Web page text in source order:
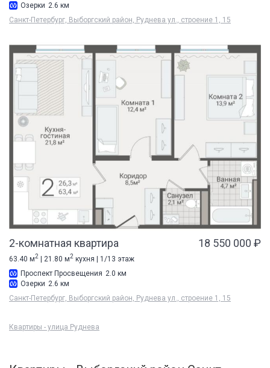
Озерки 2.6 км
Санкт-Петербург, Выборгский район, Руднева ул., строение 1, 15
2-комнатная квартира 18 550 000 ₽
63.40 м2 | 21.80 м2 кухня | 1/13 этаж
Проспект Просвещения 2.0 км
Озерки 2.6 км
Санкт-Петербург, Выборгский район, Руднева ул., строение 1, 15
Квартиры - улица Руднева